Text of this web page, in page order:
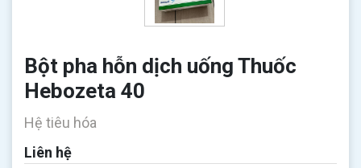
Bột pha hỗn dịch uống Thuốc
Hebozeta 40
Hệ tiêu hóa
Liên hệ